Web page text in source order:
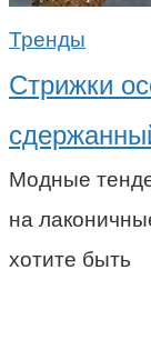
Тренды
Стрижки
Модные
на
хотите быть